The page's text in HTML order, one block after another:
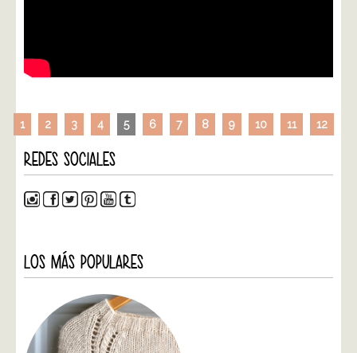
1 2 3 4 5 6 7 8 9 10 11 12
REDES SOCIALES
LOS MÁS POPULARES